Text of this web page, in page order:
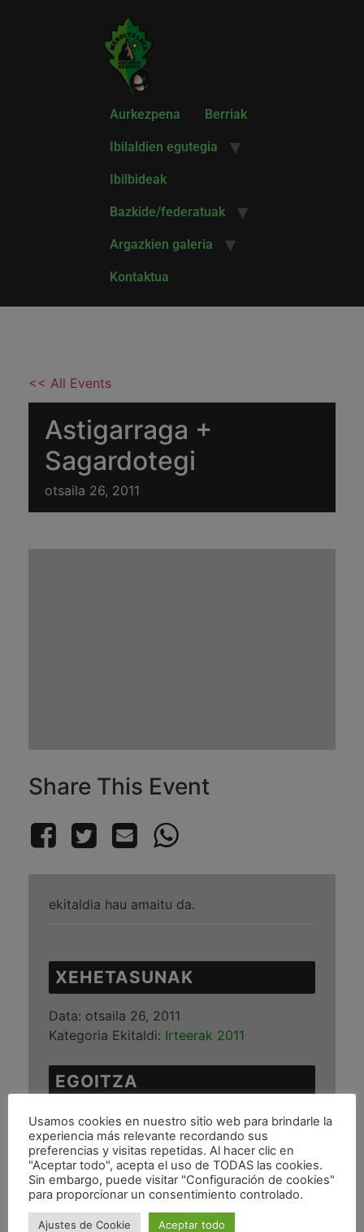
Aurkezpena Berriak
Ibilaldien egutegia
Ibilbideak
Bazkide/federatuak
Argazkien galeria
Kontaktua
<< All Events
Astigarraga +
Sagardotegi
otsaila 26, 2011
Share This Event
ekitaldia hau amaitu da.
XEHETASUNAK
Data: otsaila 26, 2011
Kategoria Ekitaldi: Irteerak 2011
EGOITZA
Gernika-Lumo
Gernika-Lumo, Bizkaia 48300 España
Google Map
ANTOLATZAILE
Usamos cookies en nuestro sitio web para brindarle la
experiencia más relevante recordando sus
preferencias y visitas repetidas. Al hacer clic en
"Aceptar todo", acepta el uso de TODAS las cookies.
Sin embargo, puede visitar "Configuración de cookies"
para proporcionar un consentimiento controlado.
Ajustes de Cookie Aceptar todo